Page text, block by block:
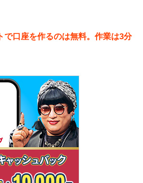
で口座を作るのは無料。作業は3分